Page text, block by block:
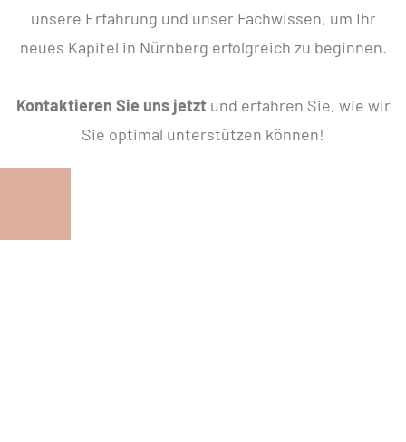
unsere Erfahrung und unser Fachwissen, um Ihr
neues Kapitel in Nürnberg erfolgreich zu beginnen.
Kontaktieren Sie uns jetztund erfahren Sie, wie wir
Sie optimal unterstützen können!